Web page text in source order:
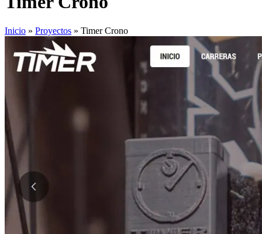
Inicio » Proyectos » Timer Crono